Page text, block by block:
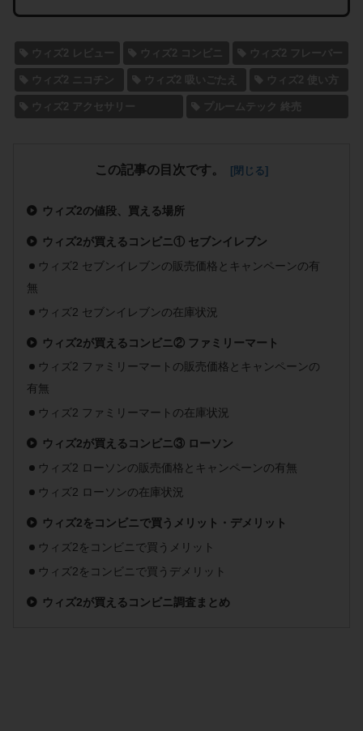
ウィズ2 レビュー ウィズ2 コンビニ ウィズ2 フレーバー
ウィズ2 ニコチン ウィズ2 吸いごたえ ウィズ2 使い方
ウィズ2 アクセサリー プルームテック 終売
この記事の目次です。
ウィズ2の値段、買える場所
ウィズ2が買えるコンビニ① セブンイレブン
ウィズ2 セブンイレブンの販売価格とキャンペーンの有
無
ウィズ2 セブンイレブンの在庫状況
ウィズ2が買えるコンビニ② ファミリーマート
ウィズ2 ファミリーマートの販売価格とキャンペーンの
有無
ウィズ2 ファミリーマートの在庫状況
ウィズ2が買えるコンビニ③ ローソン
ウィズ2 ローソンの販売価格とキャンペーンの有無
ウィズ2 ローソンの在庫状況
ウィズ2をコンビニで買うメリット・デメリット
ウィズ2をコンビニで買うメリット
ウィズ2をコンビニで買うデメリット
ウィズ2が買えるコンビニ調査まとめ